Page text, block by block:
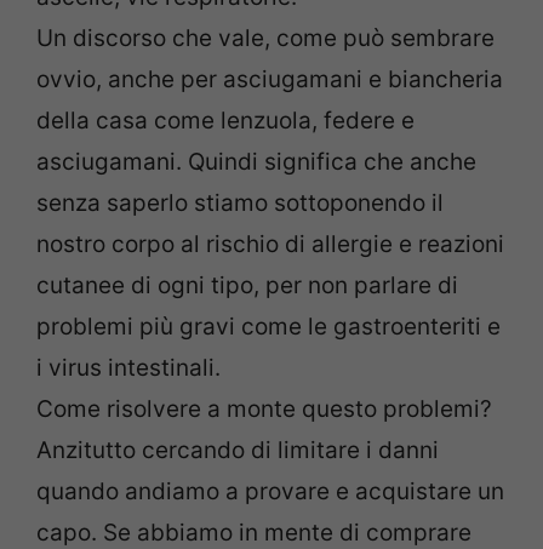
Un discorso che vale, come può sembrare
ovvio, anche per asciugamani e biancheria
della casa come lenzuola, federe e
asciugamani. Quindi significa che anche
senza saperlo stiamo sottoponendo il
nostro corpo al rischio di allergie e reazioni
cutanee di ogni tipo, per non parlare di
problemi più gravi come le gastroenteriti e
i virus intestinali.
Come risolvere a monte questo problemi?
Anzitutto cercando di limitare i danni
quando andiamo a provare e acquistare un
capo. Se abbiamo in mente di comprare